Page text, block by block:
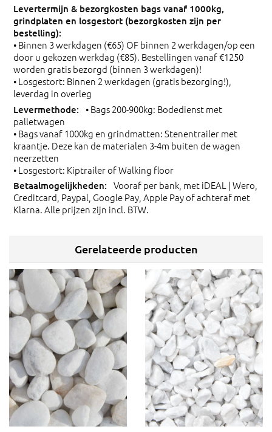
• Binnen 3 werkdagen (€65) OF binnen 2 werkdagen/op een
door u gekozen werkdag (€85). Bestellingen vanaf €1250
worden gratis bezorgd (binnen 3 werkdagen)!
• Losgestort: Binnen 2 werkdagen (gratis bezorging!),
leverdag in overleg
• Bags 200-900kg: Bodedienst met
palletwagen
• Bags vanaf 1000kg en grindmatten: Stenentrailer met
kraantje. Deze kan de materialen 3-4m buiten de wagen
neerzetten
• Losgestort: Kiptrailer of Walking floor
Vooraf per bank, met iDEAL | Wero,
Creditcard, Paypal, Google Pay, Apple Pay of achteraf met
Klarna. Alle prijzen zijn incl. BTW.
Gerelateerde producten